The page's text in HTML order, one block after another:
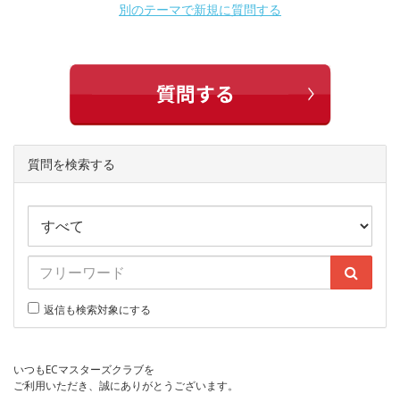
別のテーマで新規に質問する
質問を検索する
返信も検索対象にする
いつもECマスターズクラブを
ご利用いただき、誠にありがとうございます。